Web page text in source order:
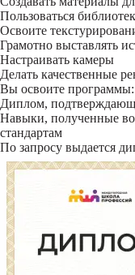
Пользоваться
Освоите
Грамотно выставлять
Настраивать камеры
Делать качественные
Вы освоите программы:
Диплом,
Навыки, полученные во
стандартам
По запросу выдается